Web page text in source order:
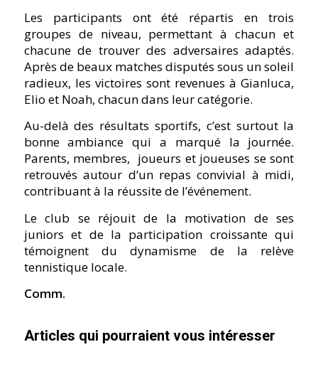
Les participants ont été répartis en trois
groupes de niveau, permettant à chacun et
chacune de trouver des adversaires adaptés.
Après de beaux matches disputés sous un soleil
radieux, les victoires sont revenues à Gianluca,
Elio et Noah, chacun dans leur catégorie.
Au-delà des résultats sportifs, c’est surtout la
bonne ambiance qui a marqué la journée.
Parents, membres, joueurs et joueuses se sont
retrouvés autour d’un repas convivial à midi,
contribuant à la réussite de l’événement.
Le club se réjouit de la motivation de ses
juniors et de la participation croissante qui
témoignent du dynamisme de la relève
tennistique locale.
Comm.
Articles qui pourraient vous intéresser